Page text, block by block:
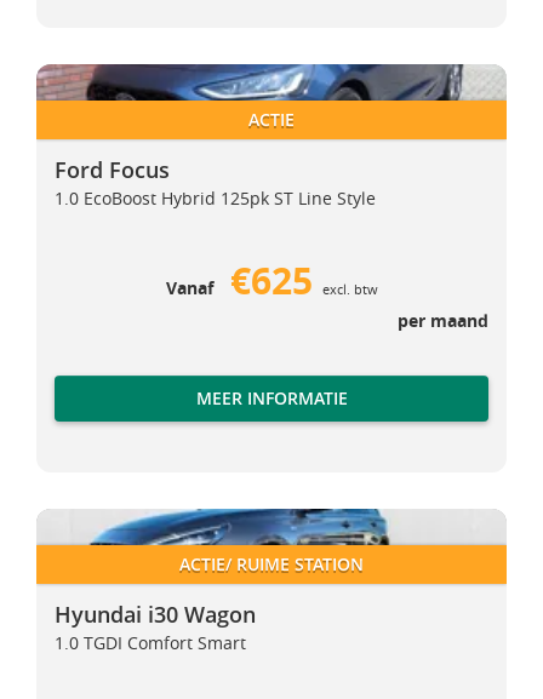
Ford Focus
Ford Focus
ACTIE
Ford Focus
1.0 EcoBoost Hybrid 125pk ST Line Style
Vanaf €625 excl. btw
per maand
MEER INFORMATIE
Hyundai i30 Wagon
Hyundai i30 Wagon
ACTIE/ RUIME STATION
Hyundai i30 Wagon
1.0 TGDI Comfort Smart